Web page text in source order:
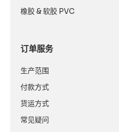
橡胶 & 软胶 PVC
订单服务
生产范围
付款方式
货运方式
常见疑问